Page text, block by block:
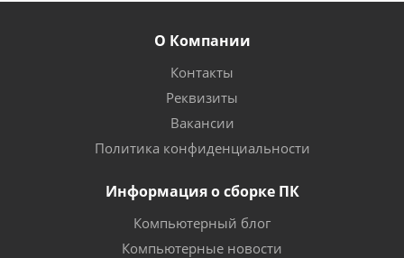
О Компании
Контакты
Реквизиты
Вакансии
Политика конфиденциальности
Информация о сборке ПК
Компьютерный блог
Компьютерные новости